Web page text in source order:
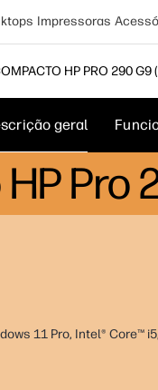
Impressoras
HP PRO 290
geral
Pro
11 Pro, Intel® Core™